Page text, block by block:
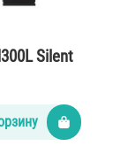
Silent